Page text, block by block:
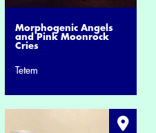
Morphogenic Angels
and Pink Moonrock
Cries
Tetem